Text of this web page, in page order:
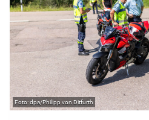
dpa/Philipp von Ditfurth